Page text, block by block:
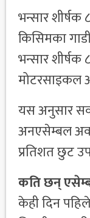
भन्सार शीर्षक
किसिमका
भन्सार
मोटरसाइकल
यस अनुसार
अनएसेम्बल
प्रतिशत छुट
कति छन्
केही दिन